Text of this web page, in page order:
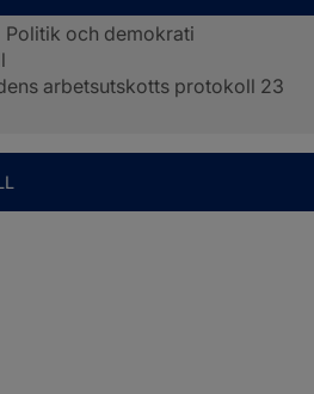
Politik och demokrati
arbetsutskotts protokoll 23